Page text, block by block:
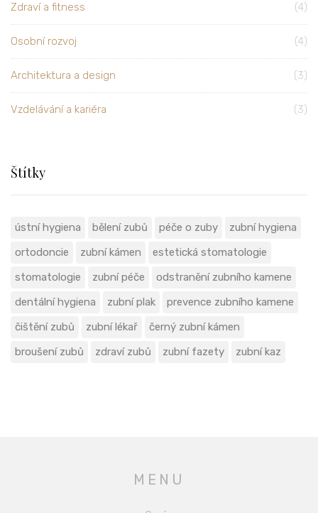
Zdraví a fitness (4)
Osobní rozvoj (4)
Architektura a design (3)
Vzdelávání a kariéra (3)
Štítky
ústní hygiena bělení zubů péče o zuby
zubní hygiena
ortodoncie
zubní kámen
estetická stomatologie
stomatologie
zubní péče
odstranění zubního kamene
dentální hygiena
zubní plak
prevence zubního kamene
čištění zubů
zubní lékař
černý zubní kámen
broušení zubů
zdraví zubů zubní fazety zubní kaz
MENU